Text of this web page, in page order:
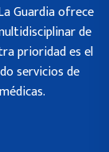
Guardia ofrece
de
prioridad es el
servicios de